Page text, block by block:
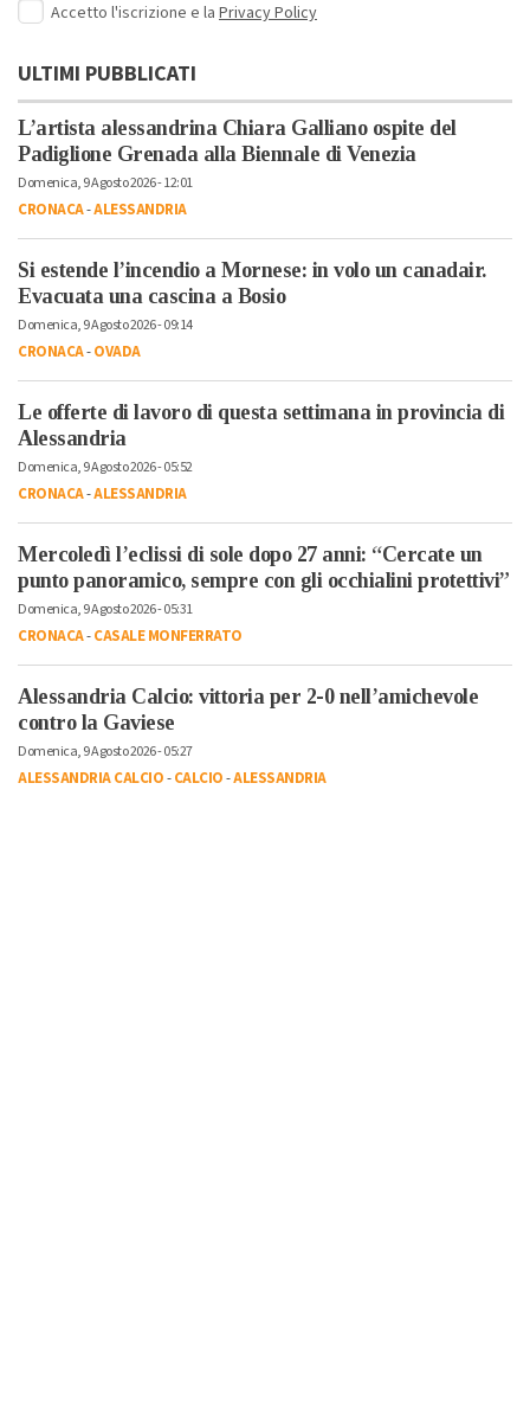
Accetto l'iscrizione e la Privacy Policy
ULTIMI PUBBLICATI
L’artista alessandrina Chiara Galliano ospite del
Padiglione Grenada alla Biennale di Venezia
Domenica, 9 Agosto 2026 - 12:01
CRONACA-ALESSANDRIA
Si estende l’incendio a Mornese: in volo un canadair.
Evacuata una cascina a Bosio
Domenica, 9 Agosto 2026 - 09:14
CRONACA-OVADA
Le offerte di lavoro di questa settimana in provincia di
Alessandria
Domenica, 9 Agosto 2026 - 05:52
CRONACA-ALESSANDRIA
Mercoledì l’eclissi di sole dopo 27 anni: “Cercate un
punto panoramico, sempre con gli occhialini protettivi”
Domenica, 9 Agosto 2026 - 05:31
CRONACA-CASALE MONFERRATO
Alessandria Calcio: vittoria per 2-0 nell’amichevole
contro la Gaviese
Domenica, 9 Agosto 2026 - 05:27
ALESSANDRIA CALCIO-CALCIO-ALESSANDRIA